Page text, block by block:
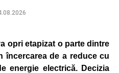
opri etapizat o parte dintre
încercarea de a reduce cu
energie electrică. Decizia